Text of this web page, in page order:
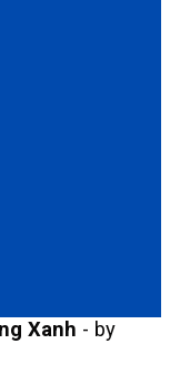
Xanh - by